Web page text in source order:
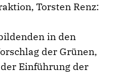
Torsten Renz:
in den
der Grünen,
Einführung der